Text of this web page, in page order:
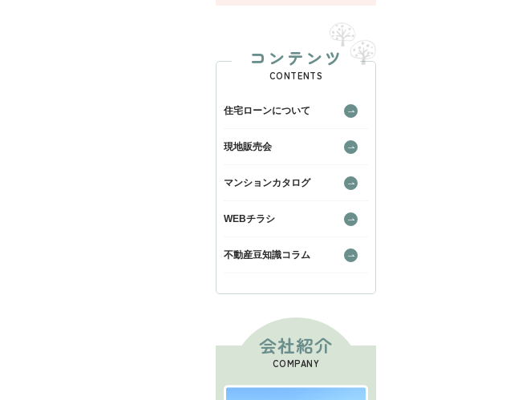
コンテンツ
CONTENTS
住宅ローンについて
現地販売会
マンションカタログ
WEBチラシ
不動産豆知識コラム
会社紹介
COMPANY